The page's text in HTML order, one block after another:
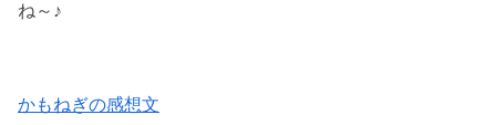
ね～♪
かもねぎの感想文